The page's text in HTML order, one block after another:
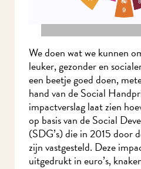
We doen wat we kunnen
leuker, gezonder en
een beetje goed doen,
hand van de Social
impactverslag laat zien
op basis van de Social
(SDG’s) die in 2015 door
zijn vastgesteld. Deze
uitgedrukt in euro’s,